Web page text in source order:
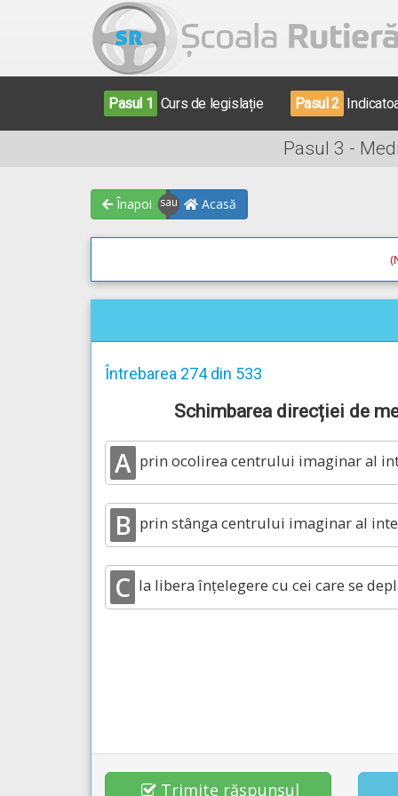
Pasul 1 Curs de legislație Pasul 2
Pasul 3 -
Înapoi Acasă
Întrebarea 274 din 533
Schimbarea direcției de
A prin ocolirea centrului imaginar al
B prin stânga centrului imaginar al
C la libera înțelegere cu cei care se
Trimite răspunsul